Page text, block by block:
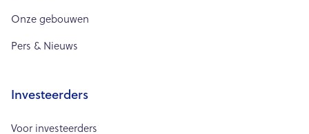
Onze gebouwen
Pers & Nieuws
Investeerders
Voor investeerders